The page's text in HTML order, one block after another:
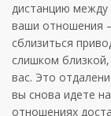
дистанцию между
ваши отношения
сблизиться
слишком
вас. Это
вы снова идете
отношениях